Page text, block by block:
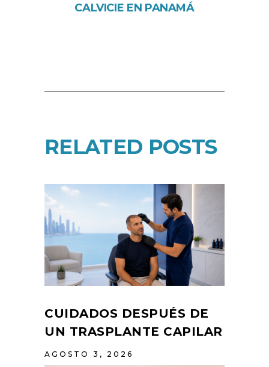
CALVICIE EN PANAMÁ
RELATED POSTS
CUIDADOS DESPUÉS DE
UN TRASPLANTE CAPILAR
AGOSTO 3, 2026